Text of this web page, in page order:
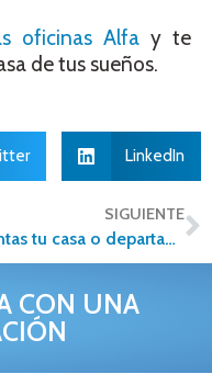
oficinas Alfay te
de tus sueños.
LinkedIn
SIGUIENTE
¿Rentas tu casa o departamento? Estos son los impuestos que debes pagar.
CON UNA